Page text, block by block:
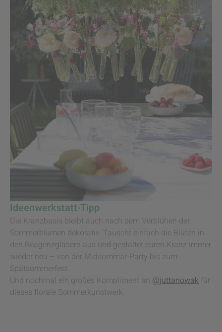
Ideenwerkstatt-Tipp
Die Kranzbasis bleibt auch nach dem Verblühen der
Sommerblumen dekorativ. Tauscht einfach die Blüten in
den Reagenzgläsern aus und gestaltet euren Kranz immer
wieder neu – von der Midsommar-Party bis zum
Spätsommerfest.
Und nochmal ein großes Kompliment an @juttanowak für
dieses florale Sommerkunstwerk.